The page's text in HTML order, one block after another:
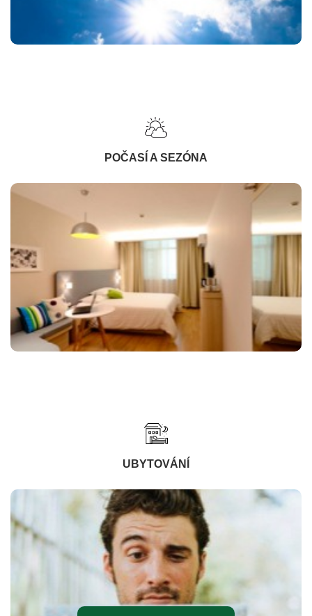
POČASÍ A SEZÓNA
UBYTOVÁNÍ